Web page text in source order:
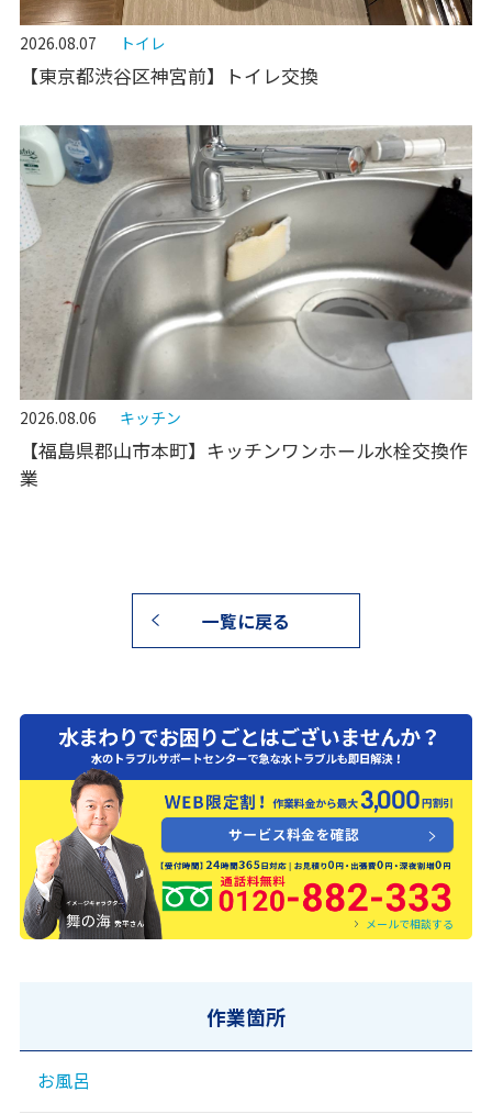
2026.08.07 トイレ
【東京都渋谷区神宮前】トイレ交換
2026.08.06 キッチン
【福島県郡山市本町】キッチンワンホール水栓交換作
業
一覧に戻る
0120-882-333
メールで相談する
作業箇所
お風呂